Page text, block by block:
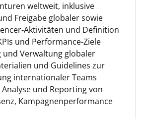
weltweit, inklusive
Freigabe globaler sowie
Aktivitäten und Definition
und Performance-Ziele
und Verwaltung globaler
und Guidelines zur
internationaler Teams
und Reporting von
Kampagnenperformance